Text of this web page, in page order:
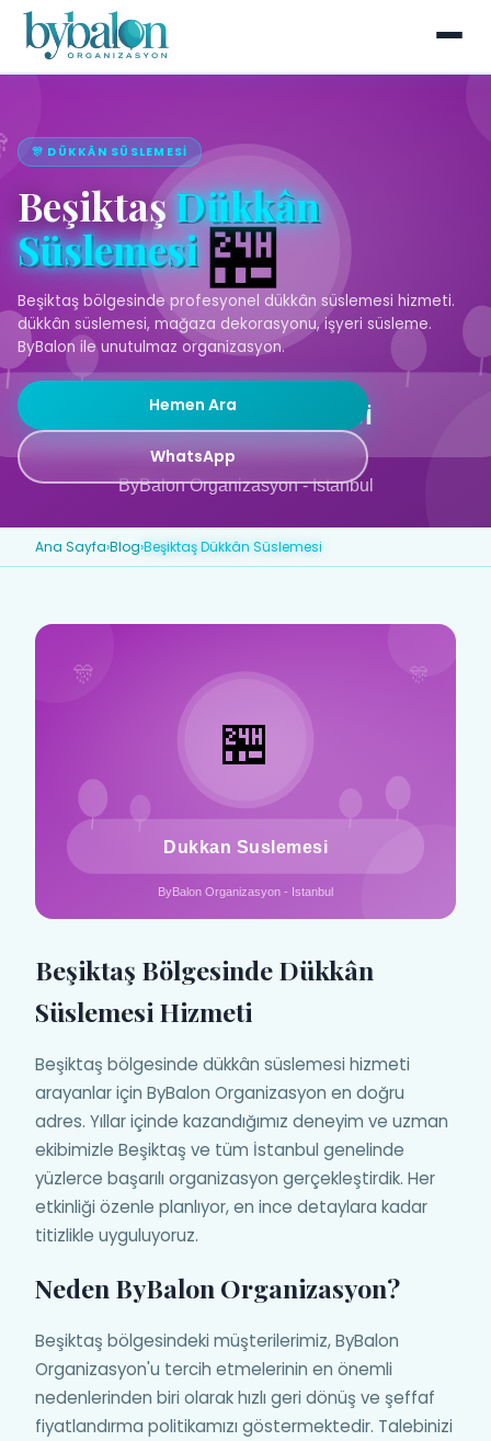
🎊 DÜKKÂN SÜSLEMESI
BeşiktaşDükkân
Süslemesi
Beşiktaş bölgesinde profesyonel dükkân süslemesi hizmeti.
dükkân süslemesi, mağaza dekorasyonu, işyeri süsleme.
ByBalon ile unutulmaz organizasyon.
Hemen Ara
WhatsApp
Ana Sayfa›Blog›Beşiktaş Dükkân Süslemesi
Beşiktaş Bölgesinde Dükkân
Süslemesi Hizmeti
Beşiktaş bölgesinde dükkân süslemesi hizmeti
arayanlar için ByBalon Organizasyon en doğru
adres. Yıllar içinde kazandığımız deneyim ve uzman
ekibimizle Beşiktaş ve tüm İstanbul genelinde
yüzlerce başarılı organizasyon gerçekleştirdik. Her
etkinliği özenle planlıyor, en ince detaylara kadar
titizlikle uyguluyoruz.
Neden ByBalon Organizasyon?
Beşiktaş bölgesindeki müşterilerimiz, ByBalon
Organizasyon'u tercih etmelerinin en önemli
nedenlerinden biri olarak hızlı geri dönüş ve şeffaf
fiyatlandırma politikamızı göstermektedir. Talebinizi